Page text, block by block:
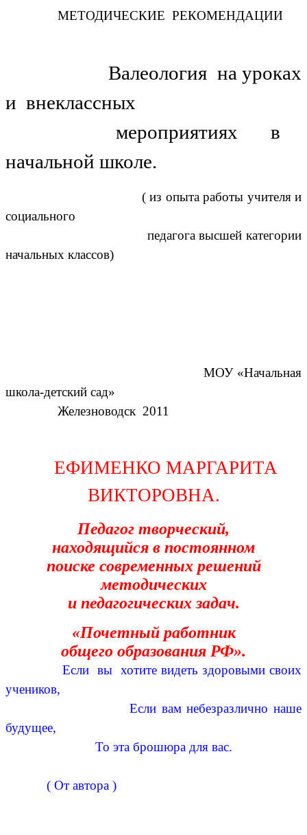
МЕТОДИЧЕСКИЕ РЕКОМЕНДАЦИИ
Валеология на уроках
и внеклассных
мероприятиях в
начальной школе.
( из опыта работы учителя и
социального
педагога высшей категории
начальных классов)
МОУ «Начальная
школа-детский сад»
Железноводск 2011
ЕФИМЕНКО МАРГАРИТА
ВИКТОРОВНА.
Педагог творческий,
находящийся в постоянном
поиске современных решений
методических
и педагогических задач.
«Почетный работник
общего образования РФ».
Если вы хотите видеть здоровыми своих
учеников,
Если вам небезразлично наше
будущее,
То эта брошюра для вас.
( От автора )